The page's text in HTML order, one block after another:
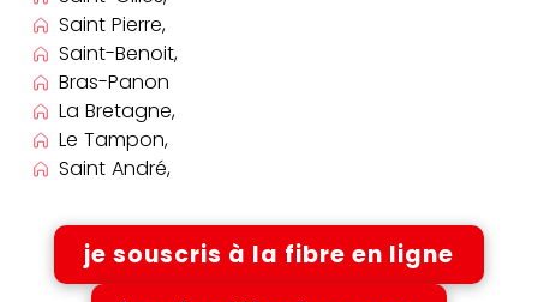
Saint Pierre,
Saint-Benoit,
Bras-Panon
La Bretagne,
Le Tampon,
Saint André,
je souscris à la fibre en ligne